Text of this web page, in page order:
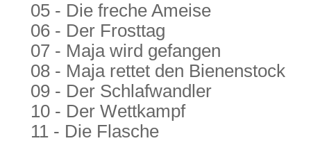
05 - Die freche Ameise
06 - Der Frosttag
07 - Maja wird gefangen
08 - Maja rettet den Bienenstock
09 - Der Schlafwandler
10 - Der Wettkampf
11 - Die Flasche